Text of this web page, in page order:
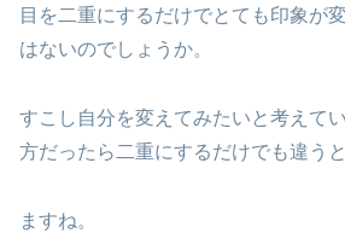
目を二重にするだけでとても印象が
はないのでしょうか。
すこし自分を変えてみたいと考えて
方だったら二重にするだけでも違う
ますね。